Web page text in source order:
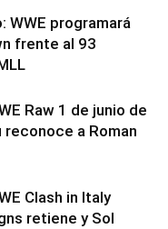
WWE programará
frente al 93
Raw 1 de junio de
a Roman
Clash in Italy
retiene y Sol